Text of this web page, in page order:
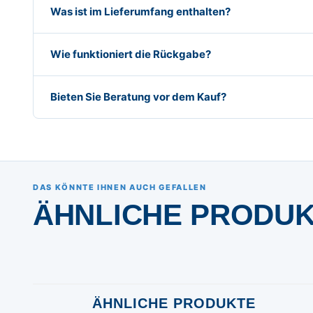
Was ist im Lieferumfang enthalten?
Wie funktioniert die Rückgabe?
Bieten Sie Beratung vor dem Kauf?
DAS KÖNNTE IHNEN AUCH GEFALLEN
ÄHNLICHE
ÄHNLICHE PRODUKTE